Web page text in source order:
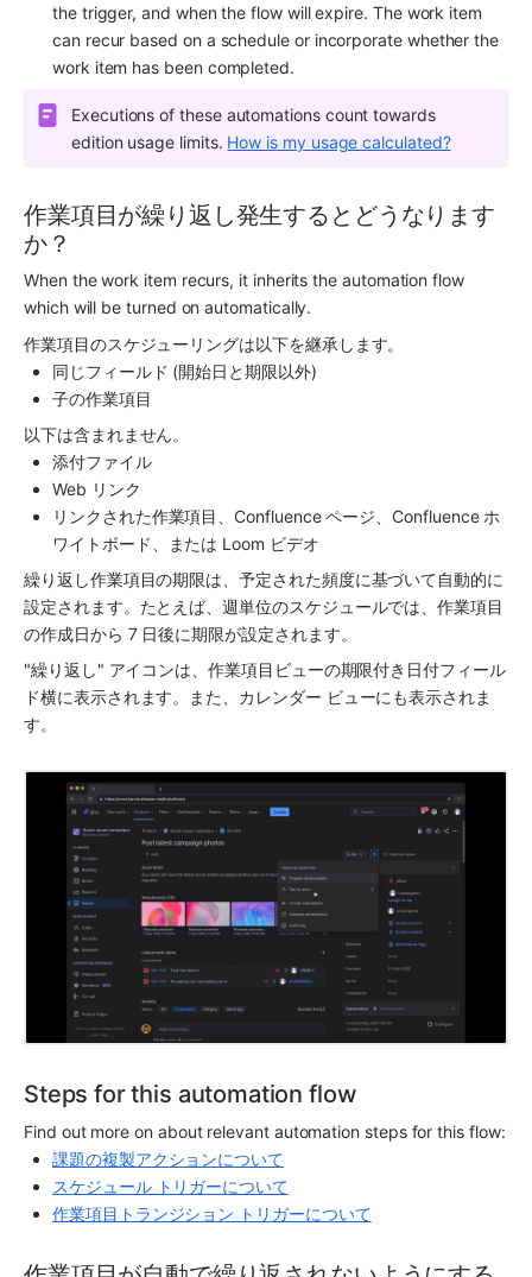
the trigger, and when the flow will expire. The work item
can recur based on a schedule or incorporate whether the
work item has been completed.
Executions of these automations count towards
edition usage limits. How is my usage calculated?
作業項目が繰り返し発生するとどうなります
か？
When the work item recurs, it inherits the automation flow
which will be turned on automatically.
作業項目のスケジューリングは以下を継承します。
同じフィールド (開始日と期限以外)
子の作業項目
以下は含まれません。
添付ファイル
Web リンク
リンクされた作業項目、Confluence ページ、Confluence ホ
ワイトボード、または Loom ビデオ
繰り返し作業項目の期限は、予定された頻度に基づいて自動的に
設定されます。たとえば、週単位のスケジュールでは、作業項目
の作成日から 7 日後に期限が設定されます。
"繰り返し" アイコンは、作業項目ビューの期限付き日付フィール
ド横に表示されます。また、カレンダー ビューにも表示されま
す。
Steps for this automation flow
Find out more on about relevant automation steps for this flow:
課題の複製アクションについて
スケジュール トリガーについて
作業項目トランジション トリガーについて